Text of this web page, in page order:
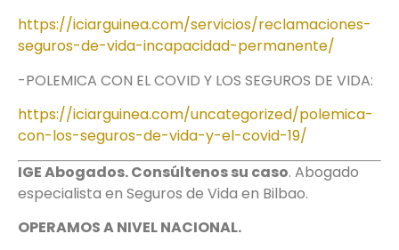
https://iciarguinea.com/servicios/reclamaciones-
seguros-de-vida-incapacidad-permanente/
-POLEMICA CON EL COVID Y LOS SEGUROS DE VIDA:
https://iciarguinea.com/uncategorized/polemica-
con-los-seguros-de-vida-y-el-covid-19/
IGE Abogados. Consúltenos su caso. Abogado
especialista en Seguros de Vida en Bilbao.
OPERAMOS A NIVEL NACIONAL.